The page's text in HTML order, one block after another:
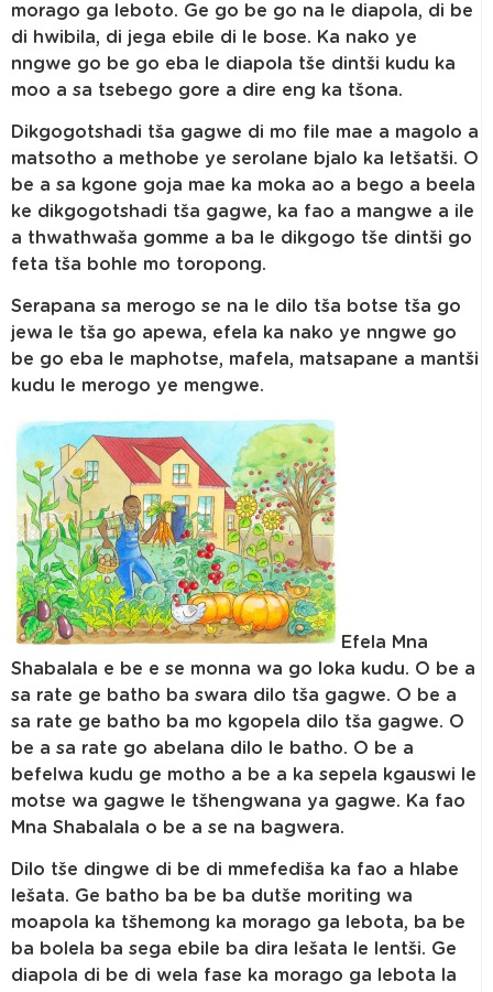
morago ga leboto. Ge go be go na le diapola, di be
di hwibila, di jega ebile di le bose. Ka nako ye
nngwe go be go eba le diapola tše dintši kudu ka
moo a sa tsebego gore a dire eng ka tšona.
Dikgogotshadi tša gagwe di mo file mae a magolo a
matsotho a methobe ye serolane bjalo ka letšatši. O
be a sa kgone goja mae ka moka ao a bego a beela
ke dikgogotshadi tša gagwe, ka fao a mangwe a ile
a thwathwaša gomme a ba le dikgogo tše dintši go
feta tša bohle mo toropong.
Serapana sa merogo se na le dilo tša botse tša go
jewa le tša go apewa, efela ka nako ye nngwe go
be go eba le maphotse, mafela, matsapane a mantši
kudu le merogo ye mengwe.
Efela Mna
Shabalala e be e se monna wa go loka kudu. O be a
sa rate ge batho ba swara dilo tša gagwe. O be a
sa rate ge batho ba mo kgopela dilo tša gagwe. O
be a sa rate go abelana dilo le batho. O be a
befelwa kudu ge motho a be a ka sepela kgauswi le
motse wa gagwe le tšhengwana ya gagwe. Ka fao
Mna Shabalala o be a se na bagwera.
Dilo tše dingwe di be di mmefediša ka fao a hlabe
lešata. Ge batho ba be ba dutše moriting wa
moapola ka tšhemong ka morago ga lebota, ba be
ba bolela ba sega ebile ba dira lešata le lentši. Ge
diapola di be di wela fase ka morago ga lebota la